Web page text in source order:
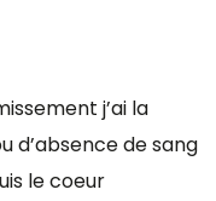
j’ai la
d’absence de sang
le coeur